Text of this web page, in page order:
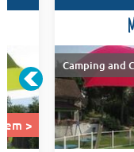
>
Camping and